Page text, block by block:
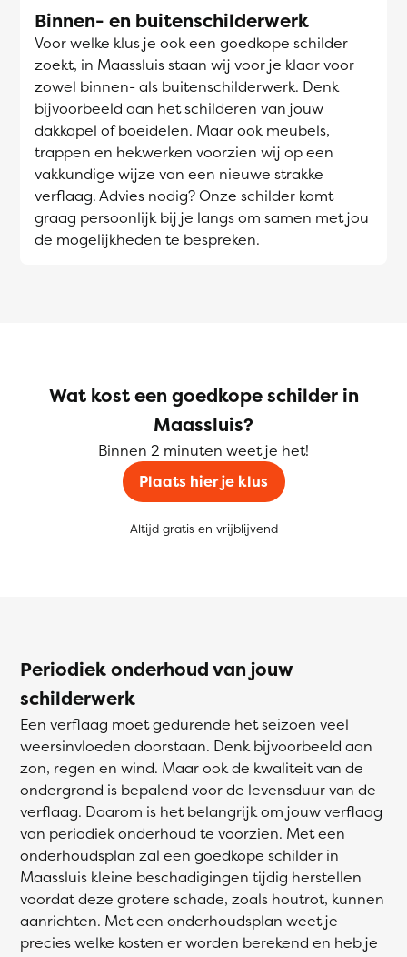
Binnen- en buitenschilderwerk
Voor welke klus je ook een goedkope schilder
zoekt, in Maassluis staan wij voor je klaar voor
zowel binnen- als buitenschilderwerk. Denk
bijvoorbeeld aan het schilderen van jouw
dakkapel of boeidelen. Maar ook meubels,
trappen en hekwerken voorzien wij op een
vakkundige wijze van een nieuwe strakke
verflaag. Advies nodig? Onze schilder komt
graag persoonlijk bij je langs om samen met jou
de mogelijkheden te bespreken.
Wat kost een goedkope schilder in
Maassluis?
Binnen 2 minuten weet je het!
Plaats hier je klus
Altijd gratis en vrijblijvend
Periodiek onderhoud van jouw
schilderwerk
Een verflaag moet gedurende het seizoen veel
weersinvloeden doorstaan. Denk bijvoorbeeld aan
zon, regen en wind. Maar ook de kwaliteit van de
ondergrond is bepalend voor de levensduur van de
verflaag. Daarom is het belangrijk om jouw verflaag
van periodiek onderhoud te voorzien. Met een
onderhoudsplan zal een goedkope schilder in
Maassluis kleine beschadigingen tijdig herstellen
voordat deze grotere schade, zoals houtrot, kunnen
aanrichten. Met een onderhoudsplan weet je
precies welke kosten er worden berekend en heb je